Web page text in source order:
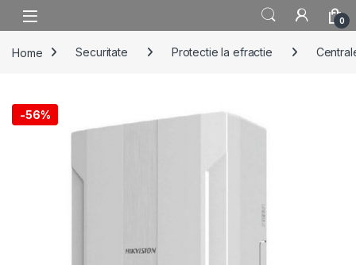
Skip to navigation
Skip to content
0
Home Securitate Protectie la efractie
-56%